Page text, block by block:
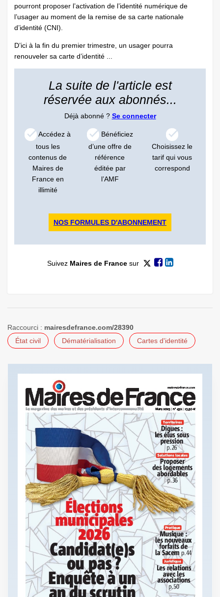
pourront proposer l’activation de l’identité numérique de
l’usager au moment de la remise de sa carte nationale
d’identité (CNI).
D’ici à la fin du premier trimestre, un usager pourra
renouveler sa carte d’identité ...
La suite de l'article est
réservée aux abonnés...
Déjà abonné ? Se connecter
Accédez à
tous les
contenus de
Maires de
France en
illimité
Bénéficiez
d’une offre de
référence
éditée par
l’AMF
Choisissez le
tarif qui vous
correspond
NOS FORMULES D'ABONNEMENT
Suivez Maires de Francesur
Raccourci : mairesdefrance.com/28390
État civil
Dématérialisation Cartes d'identité